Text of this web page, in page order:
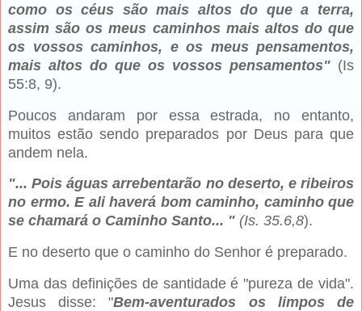
como os céus são mais altos do que a terra,
assim são os meus caminhos mais altos do que
os vossos caminhos, e os meus pensamentos,
mais altos do que os vossos pensamentos" (Is
55:8, 9).
Poucos andaram por essa estrada, no entanto,
muitos estão sendo preparados por Deus para que
andem nela.
"... Pois águas arrebentarão no deserto, e ribeiros
no ermo. E ali haverá bom caminho, caminho que
se chamará o Caminho Santo... " (Is. 35.6,8).
E no deserto que o caminho do Senhor é preparado.
Uma das definições de santidade é "pureza de vida".
Jesus disse: "Bem-aventurados os limpos de